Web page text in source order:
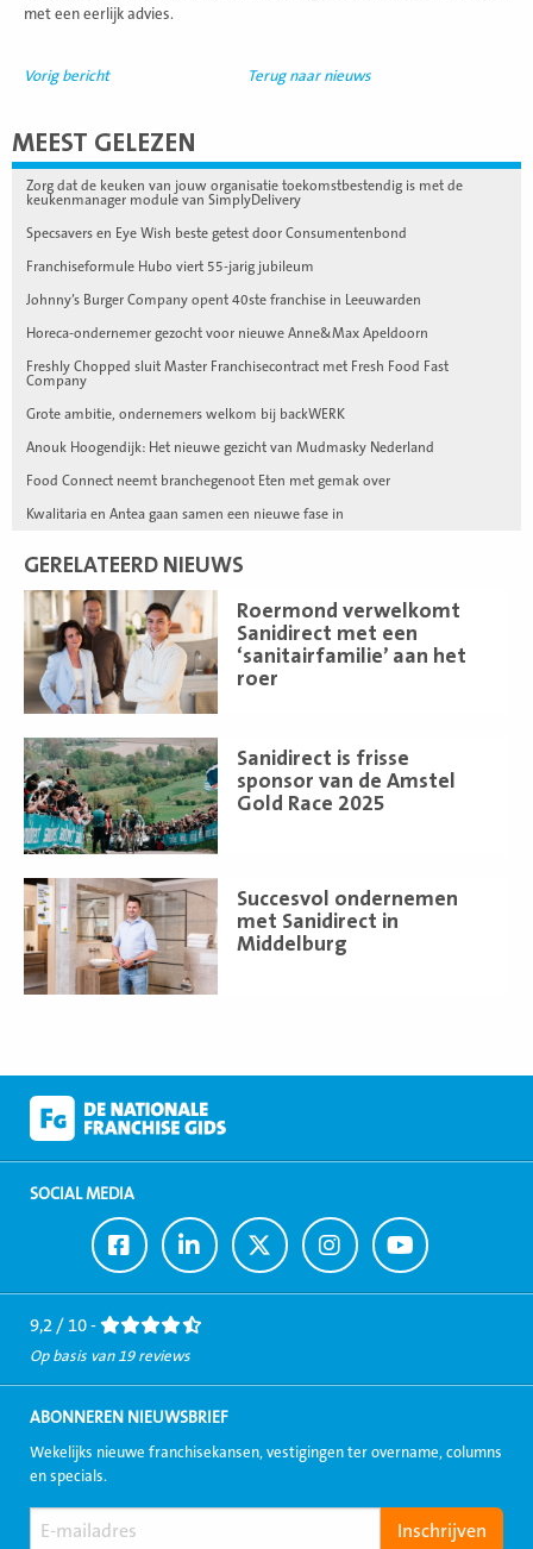
met een eerlijk advies.
Vorig bericht Terug naar nieuws
MEEST GELEZEN
Zorg dat de keuken van jouw organisatie toekomstbestendig is met de
keukenmanager module van SimplyDelivery
Specsavers en Eye Wish beste getest door Consumentenbond
Franchiseformule Hubo viert 55-jarig jubileum
Johnny’s Burger Company opent 40ste franchise in Leeuwarden
Horeca-ondernemer gezocht voor nieuwe Anne&Max Apeldoorn
Freshly Chopped sluit Master Franchisecontract met Fresh Food Fast
Company
Grote ambitie, ondernemers welkom bij backWERK
Anouk Hoogendijk: Het nieuwe gezicht van Mudmasky Nederland
Food Connect neemt branchegenoot Eten met gemak over
Kwalitaria en Antea gaan samen een nieuwe fase in
GERELATEERD NIEUWS
Roermond verwelkomt
Sanidirect met een
‘sanitairfamilie’ aan het
roer
Lees
meer
Sanidirect is frisse
sponsor van de Amstel
Gold Race 2025
Lees
meer
Succesvol ondernemen
met Sanidirect in
Middelburg
Lees
meer
SOCIAL MEDIA
Ga
naar
Facebook
Ga
naar
LinkedIn
Ga
naar
Twitter
Ga
naar
Instagram
Ga
naar
Youtube
9,2 / 10 -
Op basis van 19 reviews
ABONNEREN NIEUWSBRIEF
Wekelijks nieuwe franchisekansen, vestigingen ter overname, columns
en specials.